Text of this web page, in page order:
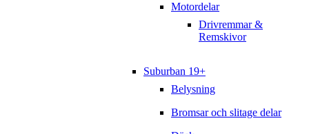
Motordelar
Drivremmar &
Remskivor
Suburban 19+
Belysning
Bromsar och slitage delar